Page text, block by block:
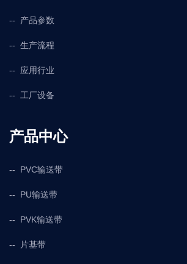
产品参数
生产流程
应用行业
工厂设备
产品中心
PVC输送带
PU输送带
PVK输送带
片基带